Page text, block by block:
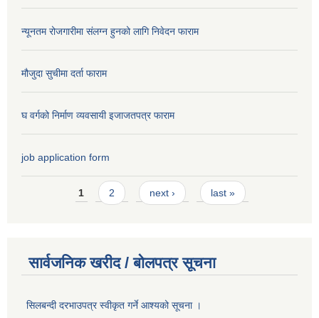
न्यूनतम रोजगारीमा संलग्न हुनको लागि निवेदन फाराम
मौजुदा सुचीमा दर्ता फाराम
घ वर्गको निर्माण व्यवसायी इजाजतपत्र फाराम
job application form
Pages1 2 next › last »
सार्वजनिक खरीद / बोलपत्र सूचना
सिलबन्दी दरभाउपत्र स्वीकृत गर्ने आश्यको सूचना ।